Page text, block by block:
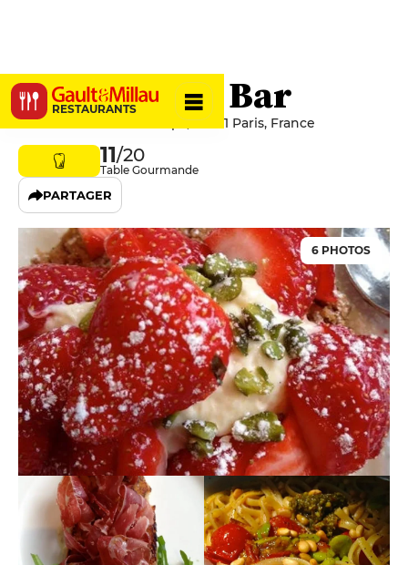
RESTAURANTS
Willi's Wine Bar
13 Rue des Petits Champs, 75001 Paris, France
11/20
Table Gourmande
PARTAGER
6 PHOTOS